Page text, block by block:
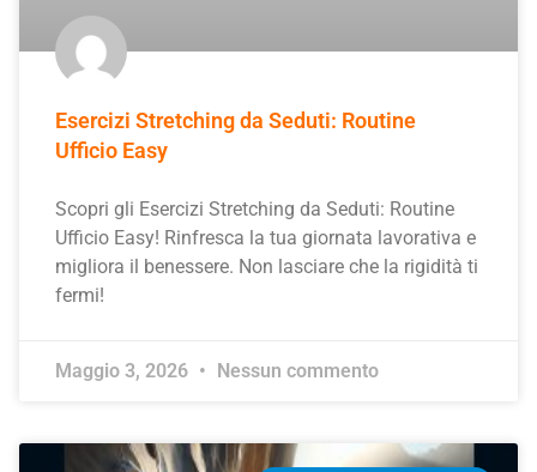
Esercizi Stretching da Seduti: Routine
Ufficio Easy
Scopri gli Esercizi Stretching da Seduti: Routine
Ufficio Easy! Rinfresca la tua giornata lavorativa e
migliora il benessere. Non lasciare che la rigidità ti
fermi!
Maggio 3, 2026 Nessun commento